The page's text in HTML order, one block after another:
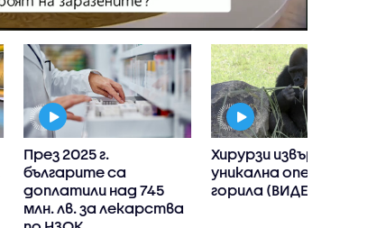
През 2025 г.
българите са
доплатили над 745
млн. лв. за лекарства
Хирурзи извършиха
уникална операция на
горила (ВИДЕО)